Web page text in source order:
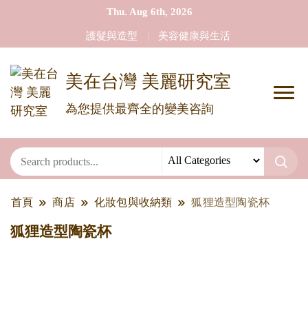
Thu. Aug 6th, 2026
護髮與造型 美容健康與生活
美在台灣 美麗研究室
為您提供最齊全的變美咨詢
首頁 商店 化妝包與收納類 狐狸造型陶瓷杯
狐狸造型陶瓷杯